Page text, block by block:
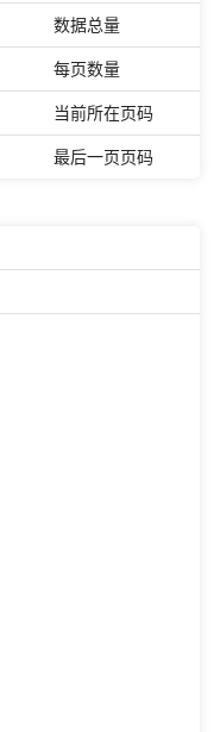
数据总量
每页数量
当前所在页码
最后一页页码